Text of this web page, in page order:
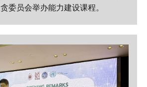
委员会举办能力建设课程。